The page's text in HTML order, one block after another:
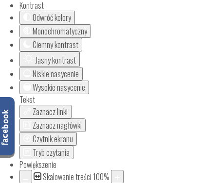
Kontrast
Odwróć kolory
Monochromatyczny
Ciemny kontrast
Jasny kontrast
Niskie nasycenie
Wysokie nasycenie
Tekst
Zaznacz linki
Zaznacz nagłówki
Czytnik ekranu
Tryb czytania
Powiększenie
Skalowanie treści 100%